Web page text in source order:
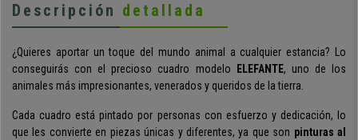
Descripción detallada
¿Quieres aportar un toque del mundo animal a cualquier estancia? Lo
conseguirás con el precioso cuadro modelo
ELEFANTE, uno de los
animales más impresionantes, venerados y queridos de la tierra.
Cada cuadro está pintado por personas con esfuerzo y dedicación, lo
que les convierte en piezas únicas y diferentes, ya que son pinturas al